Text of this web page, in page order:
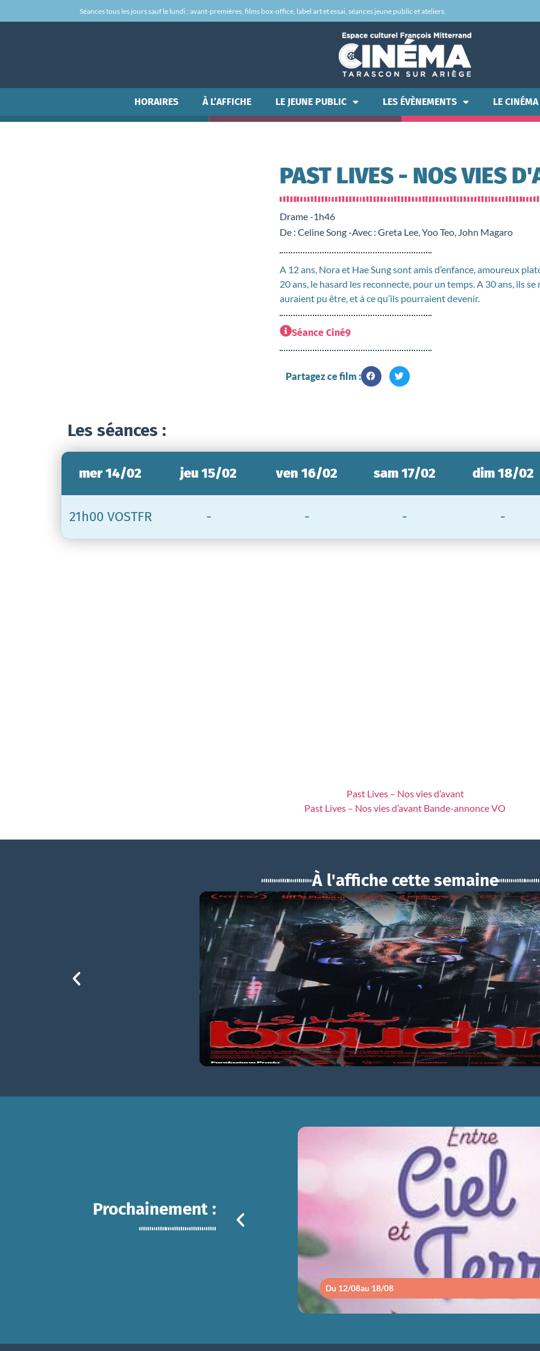
Séances tous les jours sauf le lundi : avant-premières, films box-office, label art et essai, séances jeune public et ateliers.
HORAIRES À L’AFFICHE LE JEUNE PUBLIC LES ÉVÈNEMENTS LE CINÉMA
PAST LIVES - NOS VIES
Drame -1h46
De : Celine Song -Avec : Greta Lee, Yoo Teo, John Magaro
A 12 ans, Nora et Hae Sung sont amis d’enfance, amoureux
20 ans, le hasard les reconnecte, pour un temps. A 30 ans, ils
auraient pu être, et à ce qu’ils pourraient devenir.
Séance Ciné9
Partagez ce film :
Les séances :
mer 14/02
21h00 VOSTFR
jeu 15/02
-
ven 16/02
-
sam 17/02
-
dim 18/02
-
Past Lives – Nos vies d’avant
Past Lives – Nos vies d’avant Bande-annonce VO
À l'affiche cette semaine
BOUCHRA
Prochainement :
Du 12/08au 18/08
ENTRE CIEL ET